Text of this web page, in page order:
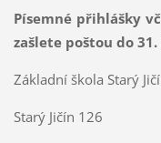
Písemné přihlášky
zašlete poštou do
Základní škola Starý
Starý Jičín 126